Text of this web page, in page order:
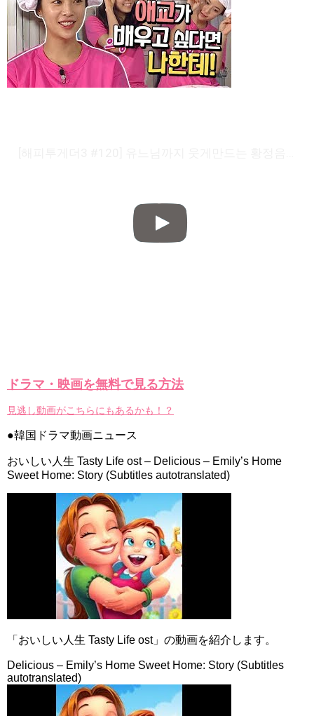
ドラマ・映画を無料で見る方法
見逃し動画がこちらにもあるかも！？
●韓国ドラマ動画ニュース
おいしい人生 Tasty Life ost – Delicious – Emily’s Home
Sweet Home: Story (Subtitles autotranslated)
「おいしい人生 Tasty Life ost」の動画を紹介します。
Delicious – Emily’s Home Sweet Home: Story (Subtitles
autotranslated)